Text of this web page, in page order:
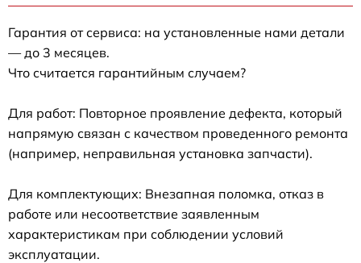
Гарантия от сервиса: на установленные нами детали
— до 3 месяцев.
Что считается гарантийным случаем?
Для работ: Повторное проявление дефекта, который
напрямую связан с качеством проведенного ремонта
(например, неправильная установка запчасти).
Для комплектующих: Внезапная поломка, отказ в
работе или несоответствие заявленным
характеристикам при соблюдении условий
эксплуатации.